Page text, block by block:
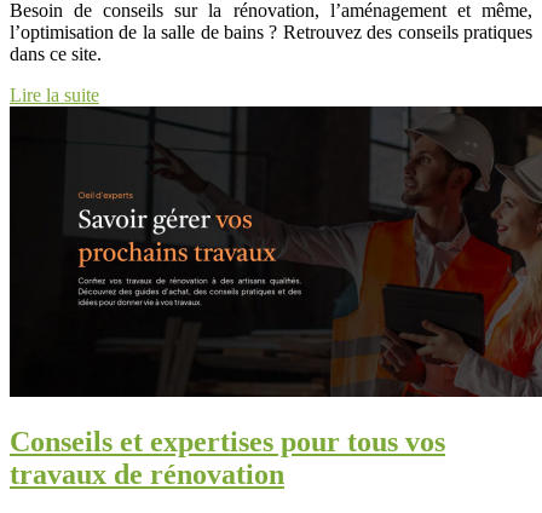
Besoin de conseils sur la rénovation, l’aménagement et même,
l’optimisation de la salle de bains ? Retrouvez des conseils pratiques
dans ce site.
Lire la suite
Conseils et expertises pour tous vos
travaux de rénovation